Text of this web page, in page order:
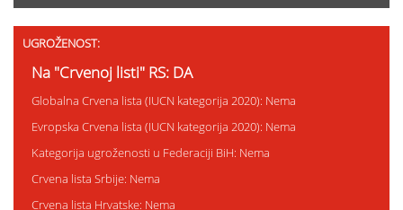
UGROŽENOST:
Na "Crvenoj listi" RS: DA
Globalna Crvena lista (IUCN kategorija 2020): Nema
Evropska Crvena lista (IUCN kategorija 2020): Nema
Kategorija ugroženosti u Federaciji BiH: Nema
Crvena lista Srbije: Nema
Crvena lista Hrvatske: Nema